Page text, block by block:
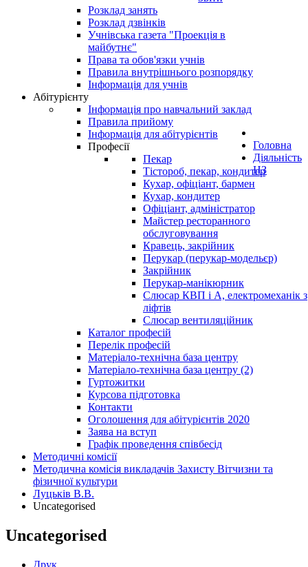
Розклад занять
Розклад дзвінків
Учнівська газета "Проекція в
майбутнє"
Права та обов'язки учнів
Правила внутрішнього розпорядку
Інформація для учнів
Абітурієнту
Інформація про навчальний заклад
Правила прийому
Інформація для абітурієнтів
Професії
Пекар
Тістороб, пекар, кондитер
Кухар, офіціант, бармен
Кухар, кондитер
Офіціант, адміністратор
Майстер ресторанного
обслуговування
Кравець, закрійник
Перукар (перукар-модельєр)
Закрійник
Перукар-манікюрник
Слюсар КВП і А, електромеханік з
ліфтів
Слюсар вентиляційник
Каталог професій
Перелік професій
Матеріало-технічна база центру
Матеріало-технічна база центру (2)
Гуртожитки
Курсова підготовка
Контакти
Оголошення для абітурієнтів 2020
Заява на вступ
Графік проведення співбесід
Головна
Діяльність
НЗ
Методичні комісії
Методична комісія викладачів Захисту Вітчизни та
фізичної культури
Луцьків В.В.
Uncategorised
Uncategorised
Друк